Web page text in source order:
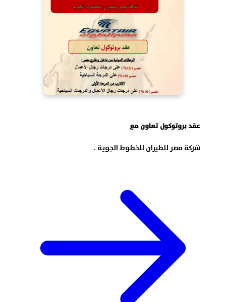
عقد بروتوكول تعاون مع
شركة مصر للطيران للخطوط الجوية .